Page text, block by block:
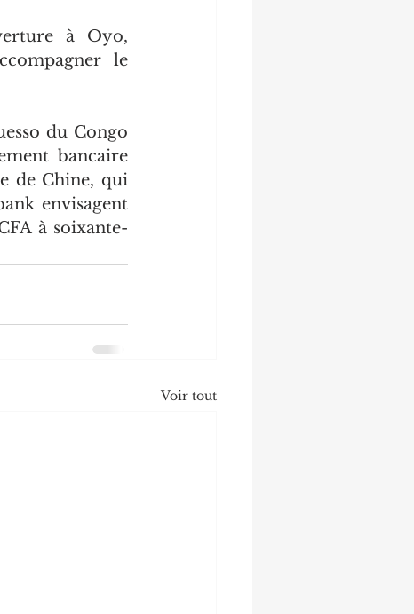
à Oyo,
le
du Congo
bancaire
de Chine, qui
envisagent
à soixante-
Voir tout